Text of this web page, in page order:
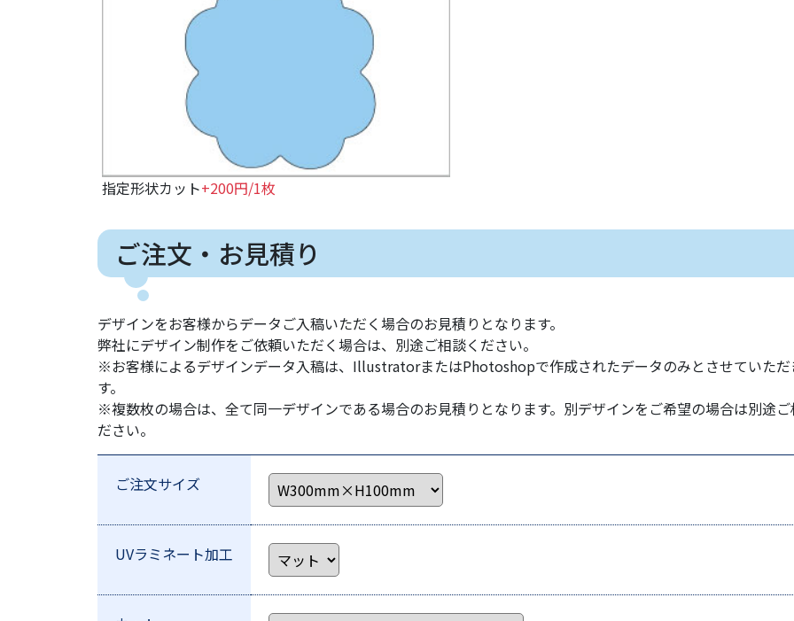
指定形状カット+200円/1枚
ご注文・お見積り
デザインをお客様からデータご入稿いただく場合のお見積りとなります。
弊社にデザイン制作をご依頼いただく場合は、別途ご相談ください。
※お客様によるデザインデータ入稿は、IllustratorまたはPhotoshopで作成されたデータのみとさせていただ
す。
※複数枚の場合は、全て同一デザインである場合のお見積りとなります。別デザインをご希望の場合は別途ご
ださい。
ご注文サイズ
UVラミネート加工